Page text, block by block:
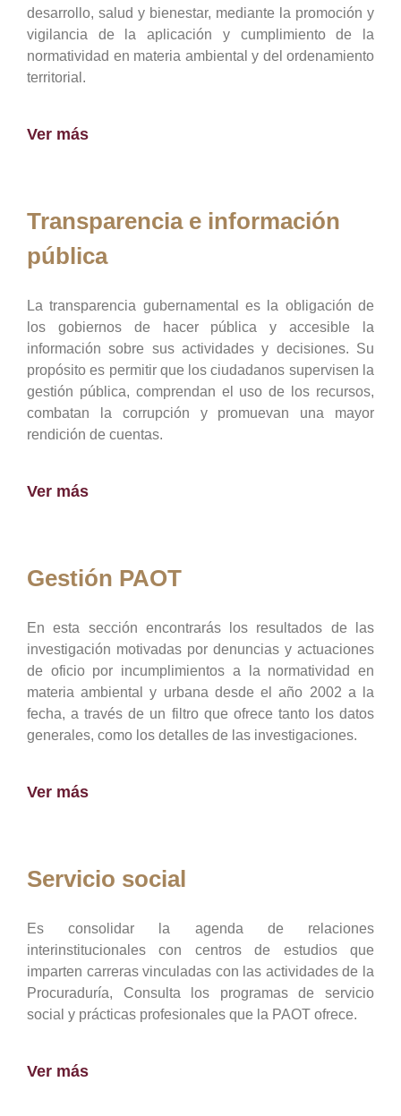
desarrollo, salud y bienestar, mediante la promoción y
vigilancia de la aplicación y cumplimiento de la
normatividad en materia ambiental y del ordenamiento
territorial.
Ver más
Transparencia e información
pública
La transparencia gubernamental es la obligación de
los gobiernos de hacer pública y accesible la
información sobre sus actividades y decisiones. Su
propósito es permitir que los ciudadanos supervisen la
gestión pública, comprendan el uso de los recursos,
combatan la corrupción y promuevan una mayor
rendición de cuentas.
Ver más
Gestión PAOT
En esta sección encontrarás los resultados de las
investigación motivadas por denuncias y actuaciones
de oficio por incumplimientos a la normatividad en
materia ambiental y urbana desde el año 2002 a la
fecha, a través de un filtro que ofrece tanto los datos
generales, como los detalles de las investigaciones.
Ver más
Servicio social
Es consolidar la agenda de relaciones
interinstitucionales con centros de estudios que
imparten carreras vinculadas con las actividades de la
Procuraduría, Consulta los programas de servicio
social y prácticas profesionales que la PAOT ofrece.
Ver más